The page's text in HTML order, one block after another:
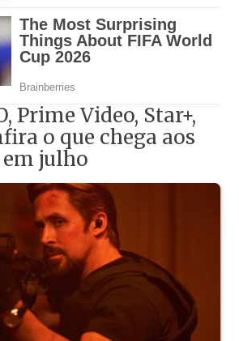
Prime Video, Star+,
o que chega aos
julho